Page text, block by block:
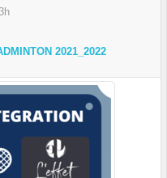
2021_2022